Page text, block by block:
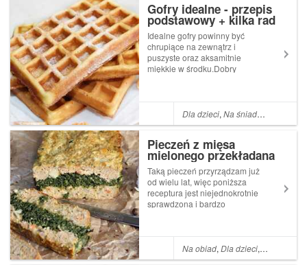
Gofry idealne - przepis
podstawowy + kilka rad
Idealne gofry powinny być
chrupiące na zewnątrz i
puszyste oraz aksamitnie
miękkie w środku.Dobry
które umieściłam pod opisem
przygotowania to
jeszcz...
Dla dzieci,Na śniadanie i kolację
Pieczeń z mięsa
mielonego przekładana
szpinakiem
Taką pieczeń przyrządzam już
od wielu lat, więc poniższa
receptura jest niejednokrotnie
sprawdzona i bardzo
ciepło do obiadu lub na
zimno do pieczywa. Pieczeń
Na obiad,Dla dzieci, Przystawki